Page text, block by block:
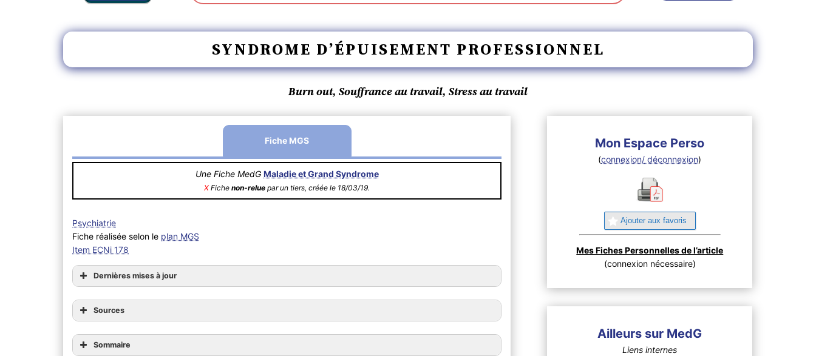
SYNDROME D’ÉPUISEMENT PROFESSIONNEL
Burn out, Souffrance au travail, Stress au travail
Fiche MGS
Une Fiche MedG Maladie et Grand Syndrome
X Fichenon-relue par un tiers, créée le 18/03/19.
Psychiatrie
Fiche réalisée selon le plan MGS
Item ECNi 178
Dernières mises à jour
Sources
Sommaire
Mon Espace Perso
(connexion/ déconnexion)
Ajouter aux favoris
Mes Fiches Personnelles de l’article
(connexion nécessaire)
Ailleurs sur MedG
Liens internes